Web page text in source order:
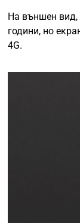
На външен вид,
години, но
4G.